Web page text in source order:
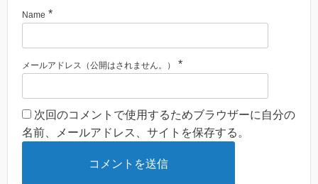
Name *
メールアドレス（公開はされません。） *
次回のコメントで使用するためブラウザーに自分の
名前、メールアドレス、サイトを保存する。